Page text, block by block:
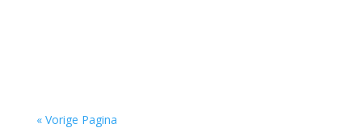
« Vorige Pagina